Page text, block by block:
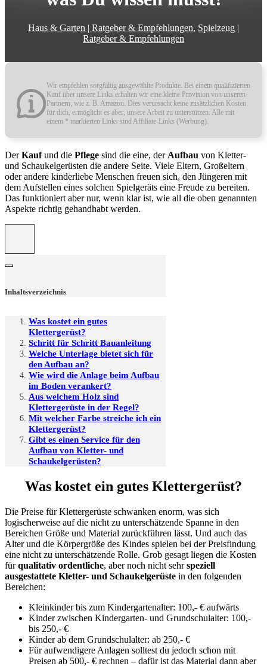
Haus & Garten | Ratgeber & Empfehlungen, Spielzeug |
Ratgeber & Empfehlungen
Wir empfehlen sorgfältig ausgewählte Produkte. Bei einem qualifizierten
Kauf über unsere Links erhalten wir eine kleine Provision von unseren
Partnern, wie z. B. Amazon. Dies verursacht keine zusätzlichen Kosten
für dich, ermöglicht es aber, unsere Arbeit zu unterstützen. Alle mit
einem * markierten Links sind Affiliate-Links (Werbung).
DerKaufund die Pflege sind die eine, der Aufbau von Kletter-
und Schaukelgerüsten die andere Seite. Viele Eltern, Großeltern
oder andere kinderliebe Menschen freuen sich, den Jüngeren mit
dem Aufstellen eines solchen Spielgeräts eine Freude zu bereiten.
Das funktioniert aber nur, wenn klar ist, wie all die oben genannten
Aspekte richtig gehandhabt werden.
Inhaltsverzeichnis
Was kostet ein gutes
Klettergerüst?
Schritt für Schritt Bauanleitung
Welche Unterlage bietet sich für
den Aufbau an?
Wie wird die Anlage beim Aufbau
im Boden verankert?
Aus welchem Holz sind
Klettergerüste in der Regel?
Mit welcher Farbe streiche ich ein
Klettergerüst?
Gibt es einen Service für den
Aufbau von Kletter- und
Schaukelgerüsten?
Was kostet ein gutes Klettergerüst?
Die Preise für Klettergerüste schwanken enorm, was sich
logischerweise auf die nicht zu unterschätzende Spanne in den
Bereichen Größe und Material zurückführen lässt. Und auch das
Alter und die Körpergröße des Kindes spielen bei der Preisfindung
eine nicht zu unterschätzende Rolle. Grob gesagt liegen die Kosten
fürqualitativ ordentliche, aber noch nicht sehrspeziell
ausgestattete Kletter- und Schaukelgerüste in den folgenden
Bereichen:
Kleinkinder bis zum Kindergartenalter: 100,- € aufwärts
Kinder zwischen Kindergarten- und Grundschulalter: 100,-
bis 250,- €
Kinder ab dem Grundschulalter: ab 250,- €
Für aufwendigere Anlagen solltest du jedoch schon mit
Preisen ab 500,- € rechnen – dafür ist das Material dann aber